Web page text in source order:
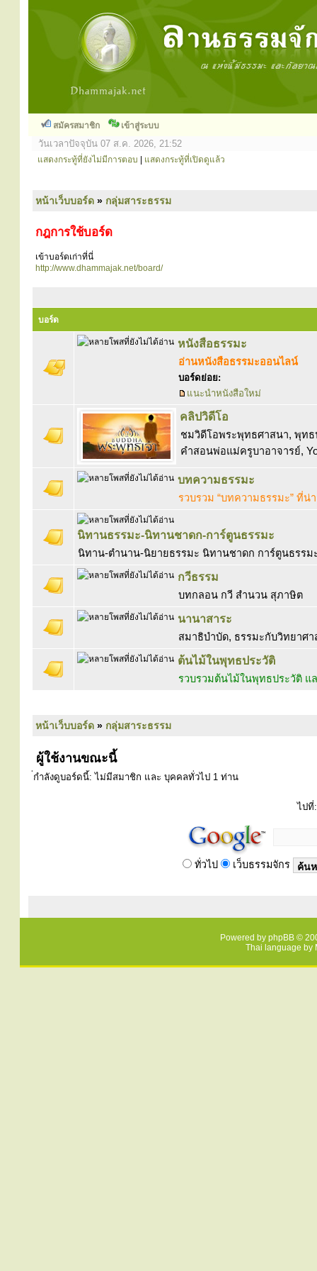
สมัครสมาชิก เข้าสู่ระบบ
วันเวลาปัจจุบัน 07 ส.ค. 2026, 21:52
แสดงกระทู้ที่ยังไม่มีการตอบ แสดงกระทู้ที่เปิดดูแล้ว
หน้าเว็บบอร์ด » กลุ่มสาระธรรม
กฎการใช้บอร์ด
เข้าบอร์ดเก่าที่นี่
http://www.dhammajak.net/board/
บอร์ด
หนังสือธรรมะ
อ่านหนังสือธรรมะออนไลน์
บอร์ดย่อย:
แนะนำหนังสือใหม่
คลิปวิดีโอ
ชมวิดีโอพระพุทธศาสนา, พุท
คำสอนพ่อแม่ครูบาอาจารย์,
บทความธรรมะ
รวบรวม “บทความธรรมะ” ที่น่
นิทานธรรมะ-นิทานชาดก-การ์ตูนธรรมะ
นิทาน-ตำนาน-นิยายธรรมะ นิทานชาดก การ์ตูนธรรม
กวีธรรม
บทกลอน กวี สำนวน สุภาษิต
นานาสาระ
สมาธิบำบัด, ธรรมะกับวิทยาศ
ต้นไม้ในพุทธประวัติ
รวบรวมต้นไม้ในพุทธประวัติ
หน้าเว็บบอร์ด » กลุ่มสาระธรรม
ผู้ใช้งานขณะนี้
่กำลังดูบอร์ดนี้: ไม่มีสมาชิก และ บุคคลทั่วไป 1 ท่าน
ไปที่:
ทั่วไป เว็บธรรมจักร
Powered by phpBB ©
Thai language by